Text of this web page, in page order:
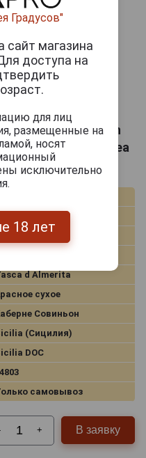
Vigna San
Совиньон Контеа
d Almerita
сухое
Совиньон
(Сицилия)
DOC
самовывоз
+ В заявку
Градусов"
сайт магазина
доступа на
для лиц
размещенные на
носят
исключительно
18 лет